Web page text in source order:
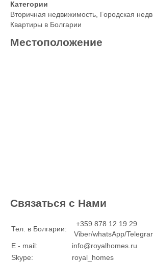
Категории
Вторичная недвижимость, Городская
Квартиры в Болгарии
Местоположение
Связаться с Нами
Тел. в Болгарии:
+359 878 12 19 29
Viber/whatsApp/
E - mail:
info@royalhomes.ru
Skype:
royal_homes